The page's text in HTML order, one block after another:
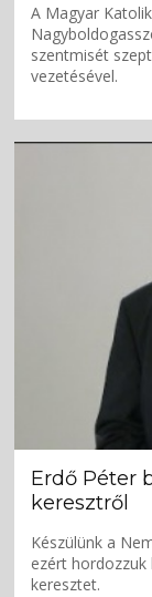
A Magyar
szentmisét
vezetésével.
Erdő Péter
keresztről
Készülünk a
ezért
keresztet.